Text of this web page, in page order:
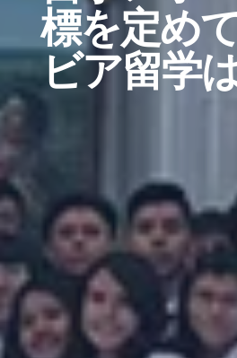
標を定め
ビア留学